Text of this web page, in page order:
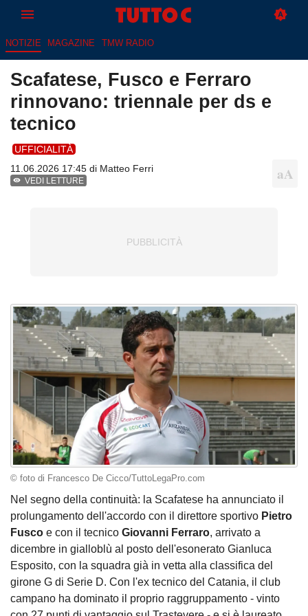
NOTIZIE MAGAZINE TMW RADIO
Scafatese, Fusco e Ferraro
rinnovano: triennale per ds e
tecnico
UFFICIALITÀ
11.06.2026 17:45 di Matteo Ferri
VEDI LETTURE
© foto di Francesco De Cicco/TuttoLegaPro.com
Nel segno della continuità: la Scafatese ha annunciato il
prolungamento dell'accordo con il direttore sportivo Pietro
Fusco e con il tecnico Giovanni Ferraro, arrivato a
dicembre in gialloblù al posto dell'esonerato Gianluca
Esposito, con la squadra già in vetta alla classifica del
girone G di Serie D. Con l'ex tecnico del Catania, il club
campano ha dominato il proprio raggruppamento - vinto